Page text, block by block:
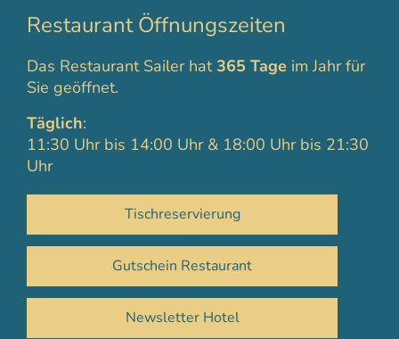
Restaurant Öffnungszeiten
Das Restaurant Sailer hat365 Tage im Jahr für
Sie geöffnet.
Täglich:
11:30 Uhr bis 14:00 Uhr & 18:00 Uhr bis 21:30
Uhr
Tischreservierung
Gutschein Restaurant
Newsletter Hotel